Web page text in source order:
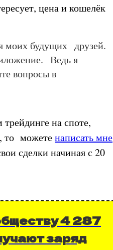
цена и кошелёк
моих будущих друзей.
Ведь я
вопросы в
на споте,
то можетенаписать мне
сделки начиная с 20
4 287
заряд